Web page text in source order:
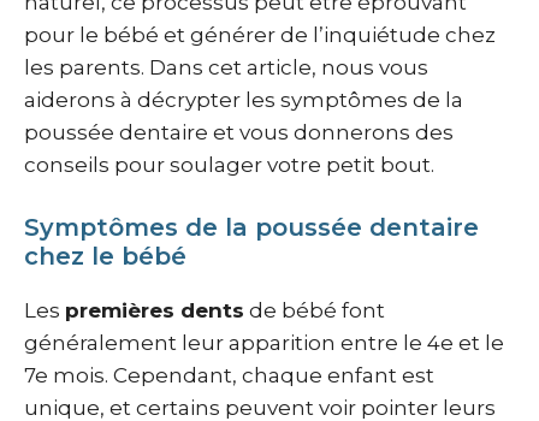
pour le bébé et générer de l’inquiétude chez
les parents. Dans cet article, nous vous
aiderons à décrypter les symptômes de la
poussée dentaire et vous donnerons des
conseils pour soulager votre petit bout.
Symptômes de la poussée dentaire
chez le bébé
Les premières dents de bébé font
généralement leur apparition entre le 4e et le
7e mois. Cependant, chaque enfant est
unique, et certains peuvent voir pointer leurs